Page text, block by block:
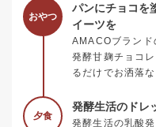
おやつ
パンにチョコを
イーツを
AMACOブランド
発酵甘麹チョコ
るだけでお洒落な
夕食
発酵生活のドレ
発酵生活の乳酸